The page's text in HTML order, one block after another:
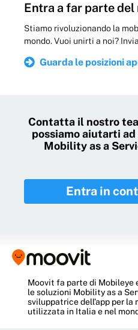
Entra a far parte
Stiamo rivoluzionando la
mondo. Vuoi unirti a noi?
Guarda le posizioni
Contatta il nostro
possiamo aiutarti
Mobility as a
Entra in
Moovit fa parte di Mobileye
le soluzioni Mobility as a
sviluppatrice dell’app per la
utilizzata in Italia e nel